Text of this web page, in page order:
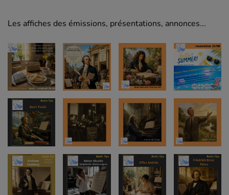
Les affiches des émissions, présentations, annonces...